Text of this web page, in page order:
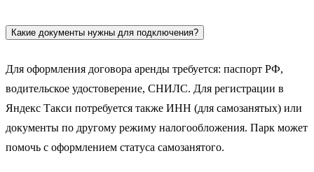
Какие документы нужны для подключения?
Для оформления договора аренды требуется: паспорт РФ,
водительское удостоверение, СНИЛС. Для регистрации в
Яндекс Такси потребуется также ИНН (для самозанятых) или
документы по другому режиму налогообложения. Парк может
помочь с оформлением статуса самозанятого.